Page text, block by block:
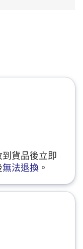
貨品後立即
無法退換 。